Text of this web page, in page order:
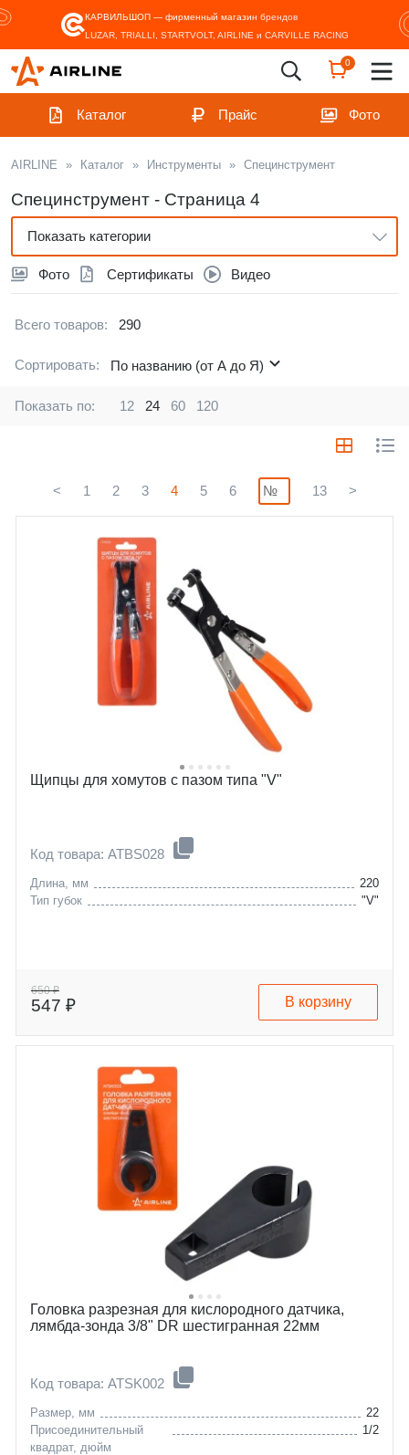
КАРВИЛЬШОП — фирменный магазин брендов
LUZAR, TRIALLI, STARTVOLT, AIRLINE и CARVILLE RACING
0
Каталог Прайс Фото
AIRLINE » Каталог » Инструменты » Специнструмент
Специнструмент - Страница 4
Фото Сертификаты Видео
Показать категории
Всего товаров: 290
Сортировать: По названию (от А до Я)
Показать по: 12 24 60 120
< 1 2 3 4 5 6 13 >
Щипцы для хомутов c пазом типа "V"
Код товара: ATBS028
Длина, мм
220
Тип губок
"V"
650 ₽
547 ₽ В корзину
Головка разрезная для кислородного датчика,
лямбда-зонда 3/8" DR шестигранная 22мм
Код товара: ATSK002
Размер, мм
22
Присоединительный
квадрат, дюйм
1/2